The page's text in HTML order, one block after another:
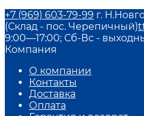
+7 (969) 603-79-99 г.
(Склад - пос. Черепичный)
9:00—17:00; Сб-Вс -
Компания
О компании
Контакты
Доставка
Оплата